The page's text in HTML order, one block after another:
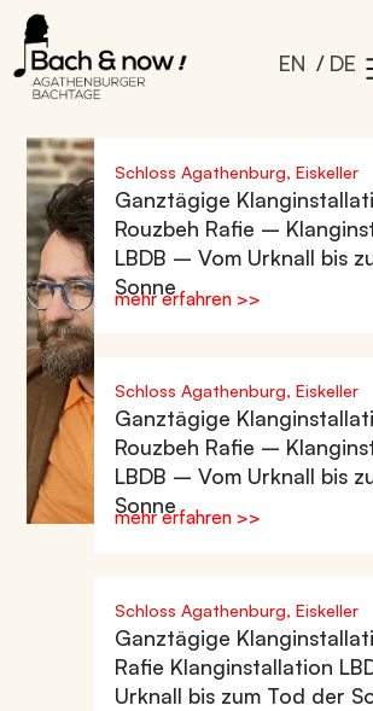
EN DE
Schloss Agathenburg, Eiskeller
Ganztägige
Rouzbeh Rafie –
LBDB – Vom Urknall bis
Sonne
mehr erfahren >>
Schloss Agathenburg, Eiskeller
Ganztägige
Rouzbeh Rafie –
LBDB – Vom Urknall bis
Sonne
mehr erfahren >>
Schloss Agathenburg, Eiskeller
Ganztägige
Rafie Klanginstallation
Urknall bis zum Tod der